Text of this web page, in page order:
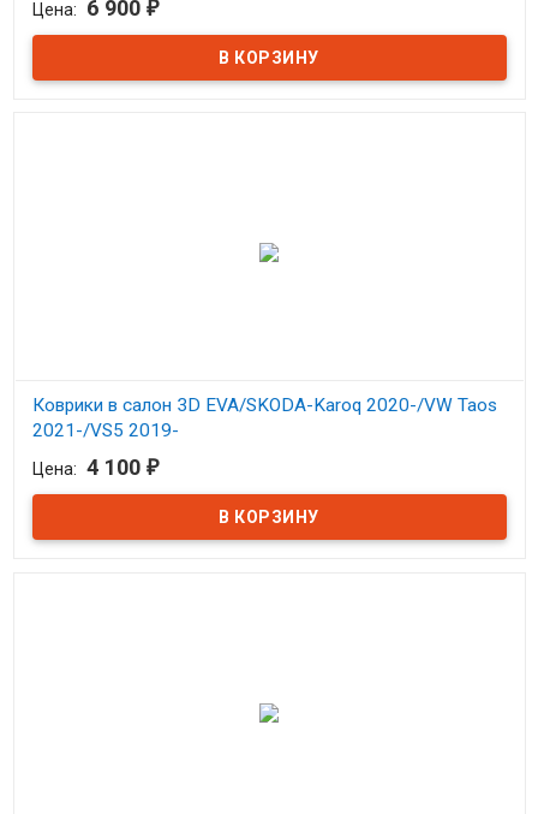
Ковры Евромат 3Д в салон для Шкода Карок с 2019
Цена: 6 900 ₽
Коврики в салон 3D EVA/SKODA-Karoq 2020-/VW Taos
2021-/VS5 2019-
В наличии
Цена: 4 100 ₽